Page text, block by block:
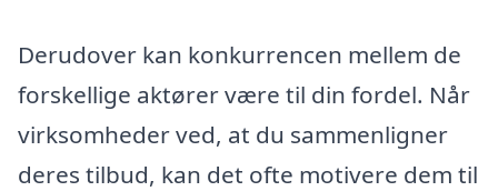
Derudover kan konkurrencen mellem de
forskellige aktører være til din fordel. Når
virksomheder ved, at du sammenligner
deres tilbud, kan det ofte motivere dem til